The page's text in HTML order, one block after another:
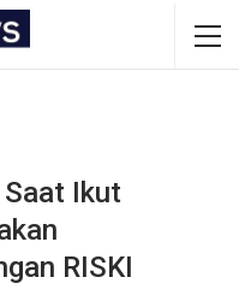
Ikut
RISKI